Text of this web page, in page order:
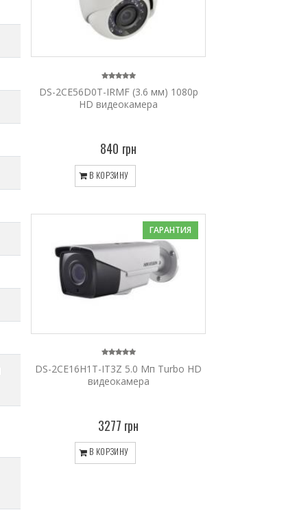
DS-2CE56D0T-IRMF (3.6 мм) 1080p
HD видеокамера
840 грн
В КОРЗИНУ
ГАРАНТИЯ
DS-2CE16H1T-IT3Z 5.0 Мп Turbo HD
видеокамера
3277 грн
В КОРЗИНУ